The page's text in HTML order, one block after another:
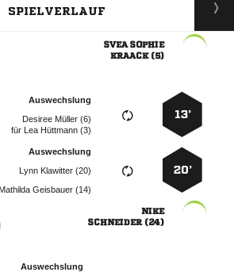
SPIELVERLAUF
 
 
13’
Auswechslung
  
für   
20’
Auswechslung
  
  

 
Auswechslung